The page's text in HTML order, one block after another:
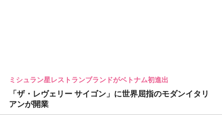
ミシュラン星レストランブランドがベトナム初進出
「ザ・レヴェリー サイゴン」に世界屈指のモダンイタリ
アンが開業